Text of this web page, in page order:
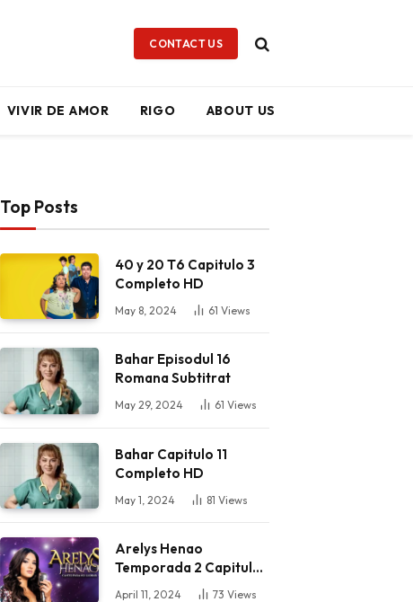
CONTACT US
VIVIR DE AMOR RIGO ABOUT US
Top Posts
40 y 20 T6 Capitulo 3
Completo HD
May 8, 2024 61 Views
Bahar Episodul 16
Romana Subtitrat
May 29, 2024 61 Views
Bahar Capitulo 11
Completo HD
May 1, 2024 81 Views
Arelys Henao
Temporada 2 Capitulo
61 Completo HD
April 11, 2024 73 Views